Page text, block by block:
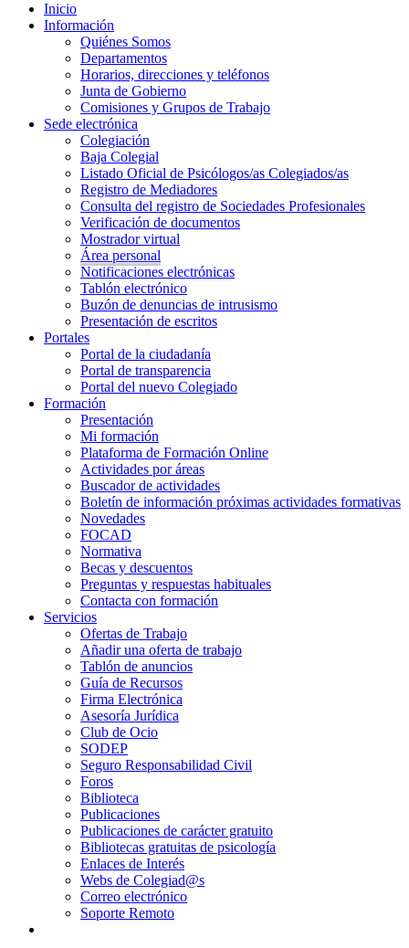
Inicio
Información
Quiénes Somos
Departamentos
Horarios, direcciones y teléfonos
Junta de Gobierno
Comisiones y Grupos de Trabajo
Sede electrónica
Colegiación
Baja Colegial
Listado Oficial de Psicólogos/as Colegiados/as
Registro de Mediadores
Consulta del registro de Sociedades Profesionales
Verificación de documentos
Mostrador virtual
Área personal
Notificaciones electrónicas
Tablón electrónico
Buzón de denuncias de intrusismo
Presentación de escritos
Portales
Portal de la ciudadanía
Portal de transparencia
Portal del nuevo Colegiado
Formación
Presentación
Mi formación
Plataforma de Formación Online
Actividades por áreas
Buscador de actividades
Boletín de información próximas actividades formativas
Novedades
FOCAD
Normativa
Becas y descuentos
Preguntas y respuestas habituales
Contacta con formación
Servicios
Ofertas de Trabajo
Añadir una oferta de trabajo
Tablón de anuncios
Guía de Recursos
Firma Electrónica
Asesoría Jurídica
Club de Ocio
SODEP
Seguro Responsabilidad Civil
Foros
Biblioteca
Publicaciones
Publicaciones de carácter gratuito
Bibliotecas gratuitas de psicología
Enlaces de Interés
Webs de Colegiad@s
Correo electrónico
Soporte Remoto